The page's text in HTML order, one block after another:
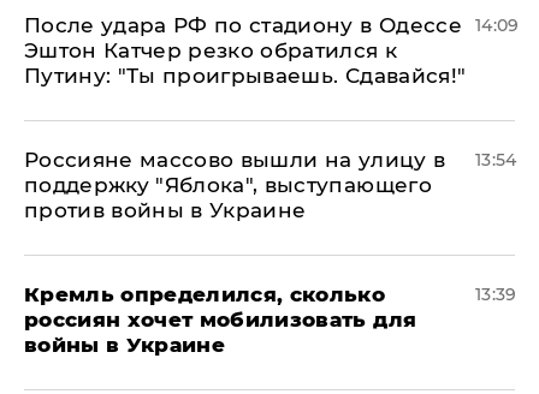
После удара РФ по стадиону в Одессе
Эштон Катчер резко обратился к
Путину: "Ты проигрываешь. Сдавайся!"
14:09
Россияне массово вышли на улицу в
поддержку "Яблока", выступающего
против войны в Украине
13:54
Кремль определился, сколько
россиян хочет мобилизовать для
войны в Украине
13:39